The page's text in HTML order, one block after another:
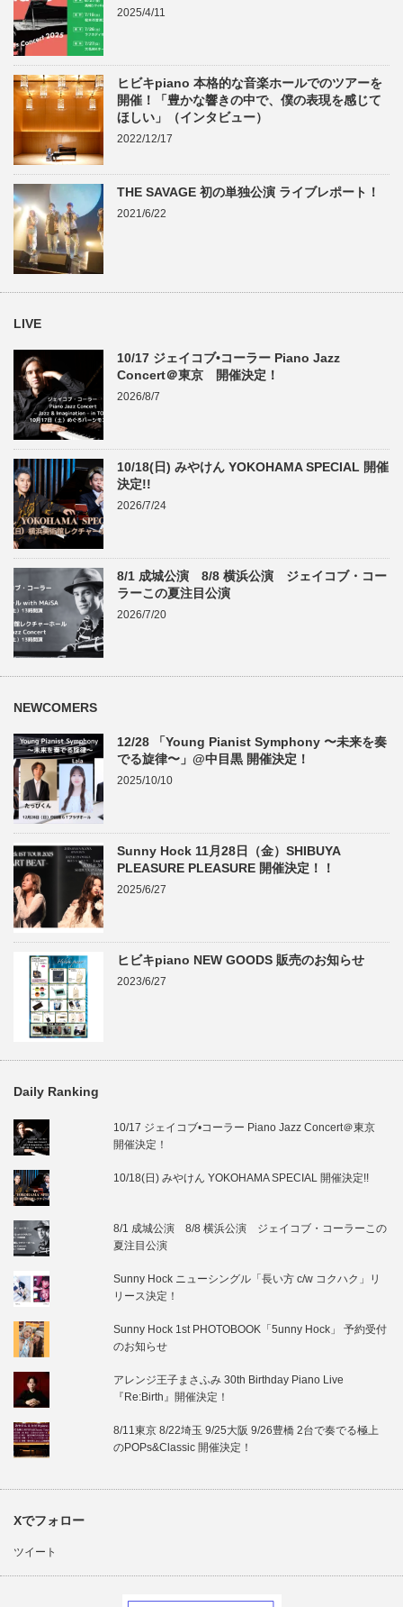
2025/4/11
ヒビキpiano 本格的な音楽ホールでのツアーを
開催！「豊かな響きの中で、僕の表現を感じて
ほしい」（インタビュー）
2022/12/17
THE SAVAGE 初の単独公演 ライブレポート！
2021/6/22
LIVE
10/17 ジェイコブ•コーラー Piano Jazz
Concert＠東京 開催決定！
2026/8/7
10/18(日) みやけん YOKOHAMA SPECIAL 開催
決定!!
2026/7/24
8/1 成城公演 8/8 横浜公演 ジェイコブ・コー
ラーこの夏注目公演
2026/7/20
NEWCOMERS
12/28 「Young Pianist Symphony 〜未来を奏
でる旋律〜」@中目黒 開催決定！
2025/10/10
Sunny Hock 11月28日（金）SHIBUYA
PLEASURE PLEASURE 開催決定！！
2025/6/27
ヒビキpiano NEW GOODS 販売のお知らせ
2023/6/27
Daily Ranking
10/17 ジェイコブ•コーラー Piano Jazz Concert＠東京
開催決定！
10/18(日) みやけん YOKOHAMA SPECIAL 開催決定!!
8/1 成城公演 8/8 横浜公演 ジェイコブ・コーラーこの
夏注目公演
Sunny Hock ニューシングル「長い方 c/w コクハク」リ
リース決定！
Sunny Hock 1st PHOTOBOOK「5unny Hock」 予約受付
のお知らせ
アレンジ王子まさふみ 30th Birthday Piano Live
『Re:Birth』開催決定！
8/11東京 8/22埼玉 9/25大阪 9/26豊橋 2台で奏でる極上
のPOPs&Classic 開催決定！
Xでフォロー
ツイート